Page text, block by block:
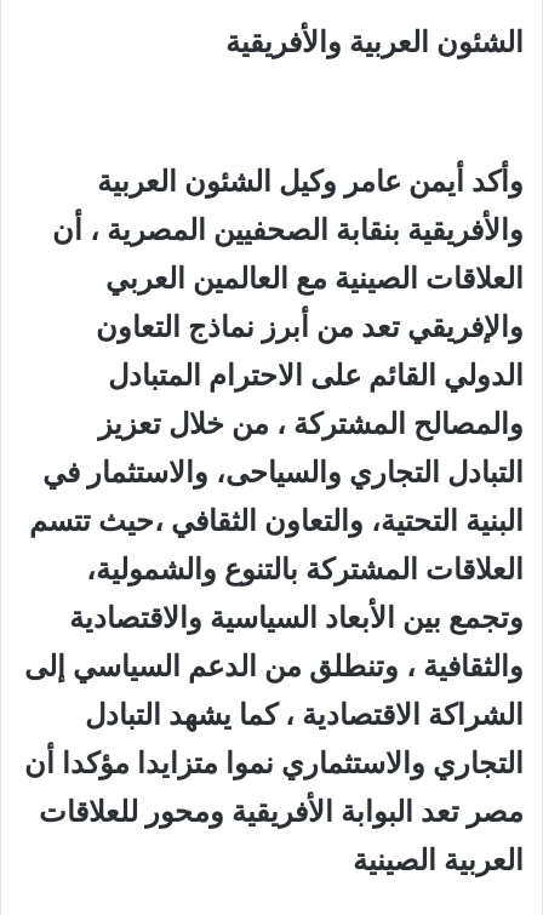
الشئون العربية والأفريقية
وأكد أيمن عامر وكيل الشئون العربية
والأفريقية بنقابة الصحفيين المصرية ، أن
العلاقات الصينية مع العالمين العربي
والإفريقي تعد من أبرز نماذج التعاون
الدولي القائم على الاحترام المتبادل
والمصالح المشتركة ، من خلال تعزيز
التبادل التجاري والسياحى، والاستثمار في
البنية التحتية، والتعاون الثقافي ،حيث تتسم
العلاقات المشتركة بالتنوع والشمولية،
وتجمع بين الأبعاد السياسية والاقتصادية
والثقافية ، وتنطلق من الدعم السياسي إلى
الشراكة الاقتصادية ، كما يشهد التبادل
التجاري والاستثماري نموا متزايدا مؤكدا أن
مصر تعد البوابة الأفريقية ومحور للعلاقات
العربية الصينية